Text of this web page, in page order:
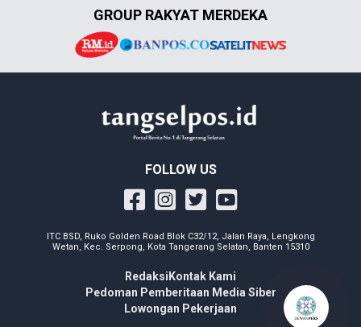
GROUP RAKYAT MERDEKA
FOLLOW US
ITC BSD, Ruko Golden Road Blok C32/12, Jalan Raya, Lengkong
Wetan, Kec. Serpong, Kota Tangerang Selatan, Banten 15310
Redaksi Kontak Kami
Pedoman Pemberitaan Media Siber
Lowongan Pekerjaan